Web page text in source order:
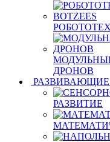
ДРОНОВ
РАЗВИТИЕ